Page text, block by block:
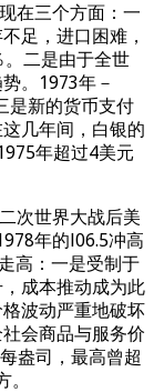
在三个方面：一
足，进口困难，
二是由于全世
。1973年－
是新的货币支付
几年间，白银的
年超过4美元
次世界大战后美
年的l06.5冲高
高：一是受制于
成本推动成为此
波动严重地破坏
会商品与服务价
盎司，最高曾超